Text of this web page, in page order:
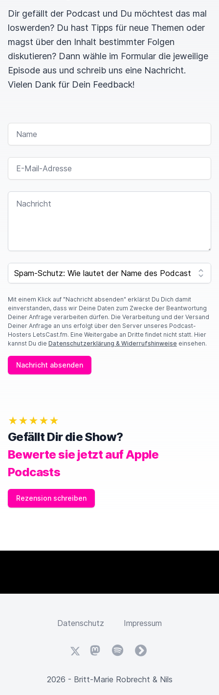
Dir gefällt der Podcast und Du möchtest das mal
loswerden? Du hast Tipps für neue Themen oder
magst über den Inhalt bestimmter Folgen
diskutieren? Dann wähle im Formular die jeweilige
Episode aus und schreib uns eine Nachricht.
Vielen Dank für Dein Feedback!
NAME
E-MAIL-ADRESSE
NACHRICHT
SPAM CAPTCHA
Mit einem Klick auf "Nachricht absenden" erklärst Du Dich damit
einverstanden, dass wir Deine Daten zum Zwecke der Beantwortung
Deiner Anfrage verarbeiten dürfen. Die Verarbeitung und der Versand
Deiner Anfrage an uns erfolgt über den Server unseres Podcast-
Hosters LetsCast.fm. Eine Weitergabe an Dritte findet nicht statt. Hier
kannst Du die Datenschutzerklärung & Widerrufshinweise einsehen.
Nachricht absenden
★★★★★
Gefällt Dir die Show?
Bewerte sie jetzt auf Apple
Podcasts
Rezension schreiben
Datenschutz Impressum
X MastodonSpotifyfyyd
2026 - Britt-Marie Robrecht & Nils